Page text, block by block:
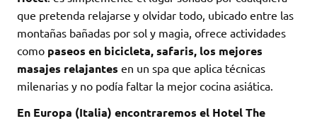
que pretenda relajarse y olvidar todo, ubicado entre las
montañas bañadas por sol y magia, ofrece actividades
como paseos en bicicleta, safaris, los mejores
masajes relajantes en un spa que aplica técnicas
milenarias y no podía faltar la mejor cocina asiática.
En Europa (Italia) encontraremos el Hotel The